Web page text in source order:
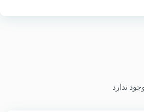
ندارد